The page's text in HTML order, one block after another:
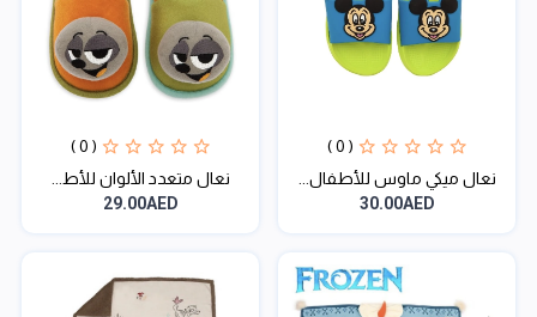
( 0 )
نعال ميكي ماوس للأطفال...
30.00AED
( 0 )
نعال متعدد الألوان للأط...
29.00AED